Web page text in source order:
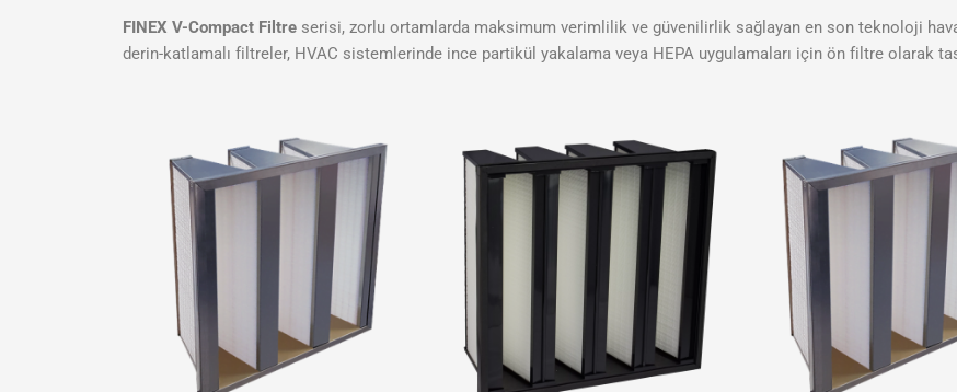
FINEX V-Compact Filtre serisi, zorlu ortamlarda maksimum verimlilik ve güvenilirlik sağlayan en son teknoloji
derin-katlamalı filtreler, HVAC sistemlerinde ince partikül yakalama veya HEPA uygulamaları için ön filtre olarak